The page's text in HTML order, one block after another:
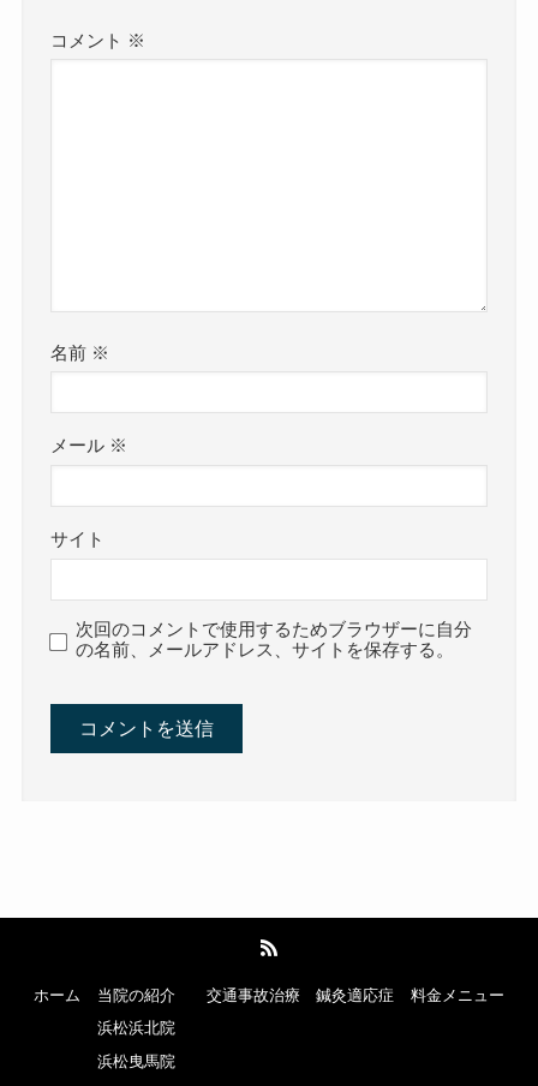
コメント ※
名前 ※
メール ※
サイト
次回のコメントで使用するためブラウザーに自分
の名前、メールアドレス、サイトを保存する。
ホーム
当院の紹介
浜松浜北院
浜松曳馬院
交通事故治療 鍼灸適応症 料金メニュー